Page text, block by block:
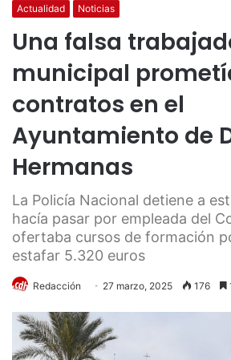
Actualidad Noticias
Una falsa
municipal
contratos en el
Ayuntamiento de
Hermanas
La Policía Nacional detiene a
hacía pasar por empleada del
ofertaba cursos de formación
estafar 5.320 euros
Redacción 27 marzo, 2025 176